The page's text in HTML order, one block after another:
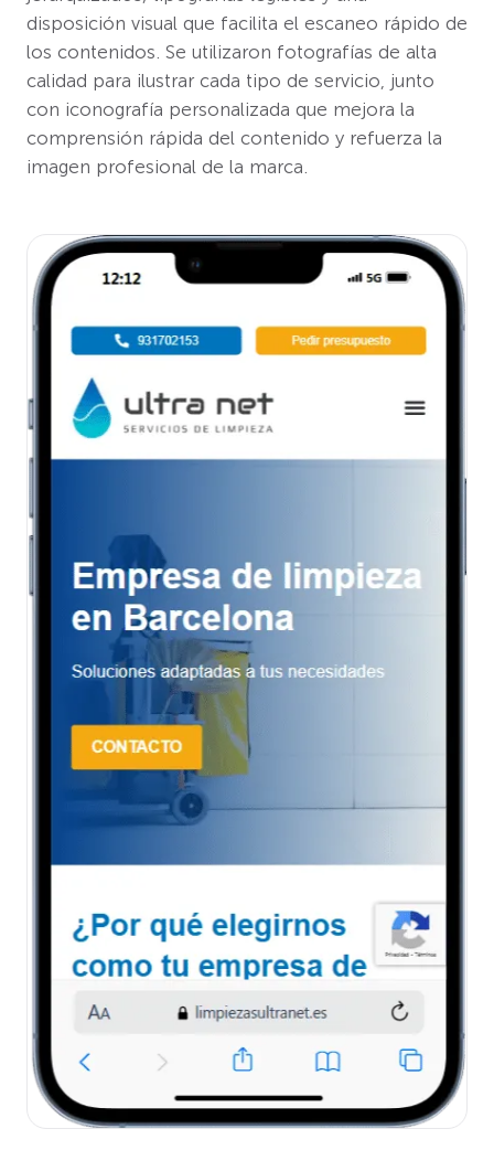
disposición visual que facilita el escaneo rápido de
los contenidos. Se utilizaron fotografías de alta
calidad para ilustrar cada tipo de servicio, junto
con iconografía personalizada que mejora la
comprensión rápida del contenido y refuerza la
imagen profesional de la marca.